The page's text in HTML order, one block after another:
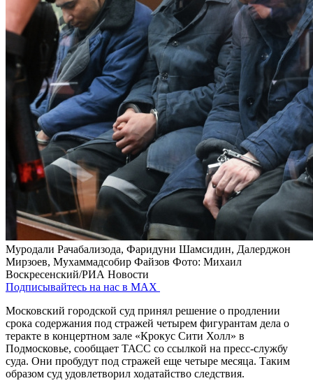
Муродали Рачабализода, Фаридуни Шамсидин, Далерджон
Мирзоев, Мухаммадсобир Файзов Фото: Михаил
Воскресенский/РИА Новости
Подписывайтесь на нас в MAX
Московский городской суд принял решение о продлении
срока содержания под стражей четырем фигурантам дела о
теракте в концертном зале «Крокус Сити Холл» в
Подмосковье, сообщает ТАСС со ссылкой на пресс-службу
суда. Они пробудут под стражей еще четыре месяца. Таким
образом суд удовлетворил ходатайство следствия.